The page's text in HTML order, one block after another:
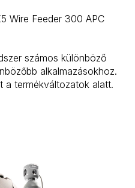
Wire Feeder 300 APC
számos különböző
alkalmazásokhoz.
a termékváltozatok alatt.